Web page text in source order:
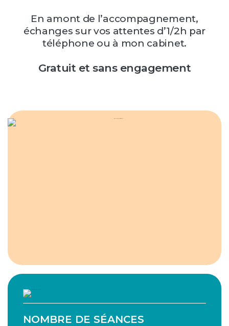
En amont de l’accompagnement,
échanges sur vos attentes d’1/2h par
téléphone ou à mon cabinet.
Gratuit et sans engagement
NOMBRE DE SÉANCES